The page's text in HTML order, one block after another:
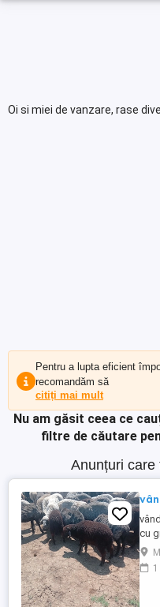
Oi si miei de vanzare, rase
Pentru a lupta eficient
recomandăm să
citiți mai mult
Nu am găsit ceea ce
filtre de căutare
Anunțuri care
cu
viu.